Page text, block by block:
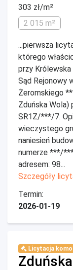
303 zł/m²
2 015 m²
...pierwsza
którego
przy
Sąd Rejonowy
Żeromskiego
Zduńska
SR1Z/***/7.
wieczystego
naniesień
numerze ***/
adresem: 98...
Szczegóły
Termin:
2026-01-19
Licytacja